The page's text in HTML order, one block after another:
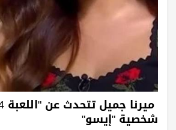
شخصية "إيسو"